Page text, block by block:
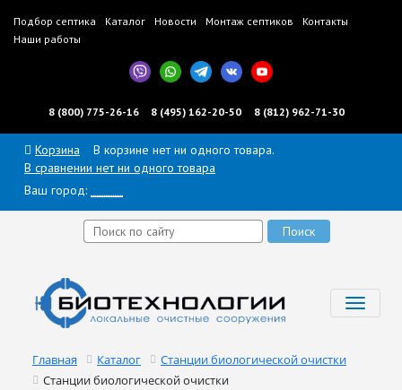
Подбор септика Каталог Новости Монтаж септиков
Контакты
Наши работы
8 (800) 775-26-16 8 (495) 162-20-50 8 (812) 962-71-30
Корзина
В корзине нет ни одного товара.
В сравнении нет ни одного товара
Ваш город:
Главная Каталог
Станции биологической очистки
Станции биологической очистки